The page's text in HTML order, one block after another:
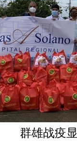
群雄战疫